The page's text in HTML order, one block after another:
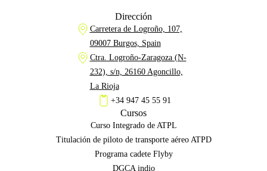
Dirección
Carretera de Logroño, 107,
09007 Burgos, Spain
Ctra. Logroño-Zaragoza (N-
232), s/n, 26160 Agoncillo,
La Rioja
+34 947 45 55 91
Cursos
Curso Integrado de ATPL
Titulación de piloto de transporte aéreo ATPD
Programa cadete Flyby
DGCA indio